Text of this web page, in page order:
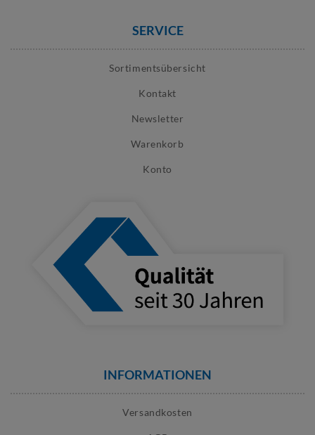
SERVICE
Sortimentsübersicht
Kontakt
Newsletter
Warenkorb
Konto
INFORMATIONEN
Versandkosten